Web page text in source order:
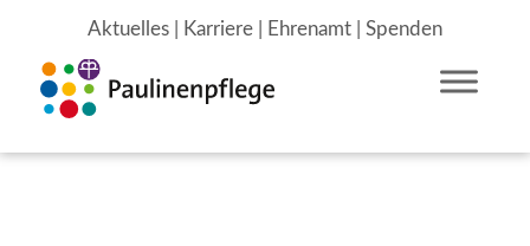
Aktuelles| Karriere| Ehrenamt| Spenden